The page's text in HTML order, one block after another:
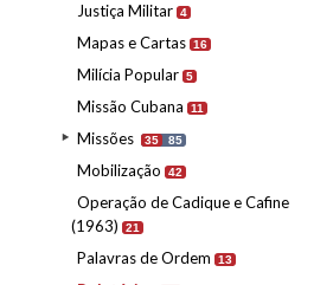
Justiça Militar 4
Mapas e Cartas 16
Milícia Popular 5
Missão Cubana 11
Missões 35 85
Mobilização 42
Operação de Cadique e Cafine
(1963)
21
Palavras de Ordem 13